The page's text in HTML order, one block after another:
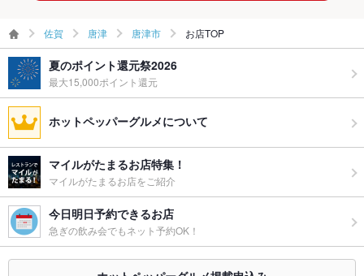
ウェディン
グパーティ
ー二次会
お祝い・サ
プライズ対
応
備考 －
佐賀 唐津 唐津市 お店TOP
夏のポイント還元祭2026
最大15,000ポイント還元
ホットペッパーグルメについて
マイルがたまるお店特集！
マイルがたまるお店をご紹介
今日明日予約できるお店
急ぎの飲み会でもネット予約OK！